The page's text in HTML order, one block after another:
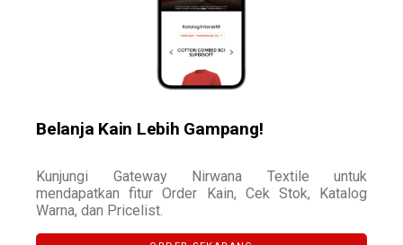
Belanja Kain Lebih Gampang!
Kunjungi Gateway Nirwana Textile untuk
mendapatkan fitur Order Kain, Cek Stok, Katalog
Warna, dan Pricelist.